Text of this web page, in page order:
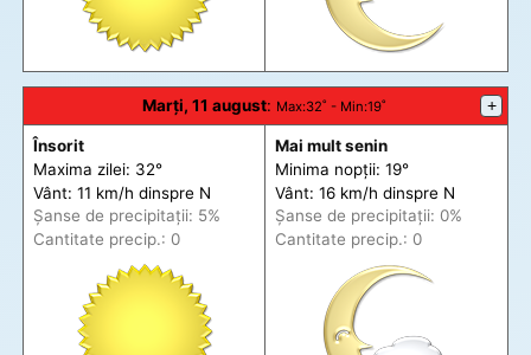
Marți, 11 august: Max:32˚ - Min:19˚ +
Însorit
Maxima zilei: 32°
Vânt: 11 km/h dinspre N
Șanse de precipitații: 5%
Cantitate precip.: 0
Mai mult senin
Minima nopții: 19°
Vânt: 16 km/h dinspre N
Șanse de precipitații: 0%
Cantitate precip.: 0